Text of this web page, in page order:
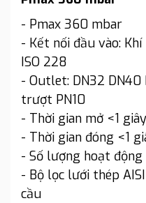
- Pmax 360 mbar
- Kết nối đầu vào: Khí
ISO 228
- Outlet: DN32
trượt PN10
- Thời gian mở <1 giây
- Thời gian đóng <1
- Số lượng hoạt
- Bộ lọc lưới thép
cầu